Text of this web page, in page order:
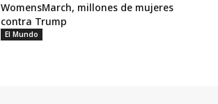
WomensMarch, millones de mujeres
contra Trump
El Mundo